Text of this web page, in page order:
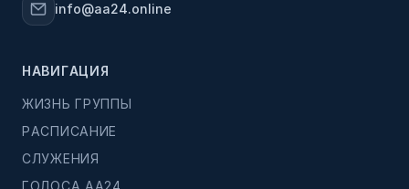
info@aa24.online
НАВИГАЦИЯ
ЖИЗНЬ ГРУППЫ
РАСПИСАНИЕ
СЛУЖЕНИЯ